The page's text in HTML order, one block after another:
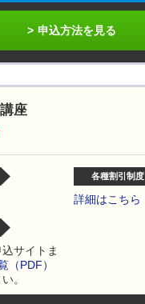
申込方法を見る
座
各種割引制度
詳細はこちら
サイトま
（PDF）
。